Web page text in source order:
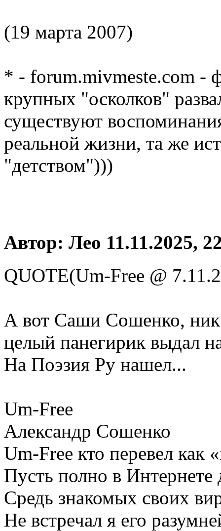
(19 марта 2007)
* - forum.mivmeste.com -
крупных "осколков"
существуют
реальной жизни, та же
"детством")))
Автор: Лео 11.11.2025,
QUOTE(Um-Free @
А вот Саши Сошенко, ник
целый панегирик выдал
На Поэзия Ру нашел...
Um-Free
Александр Сошенко
Um-Free кто перевел как
Пусть полно в Интернете
Средь знакомых своих
Не встречал я его